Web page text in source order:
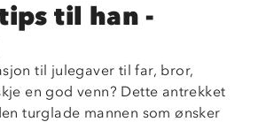
til han -
til julegaver til far, bror,
en god venn? Dette antrekket
turglade mannen som ønsker